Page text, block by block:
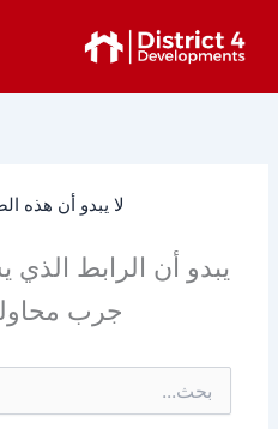
لا يبدو أن هذه
يبدو أن الرابط
جرب
البحث
عن: